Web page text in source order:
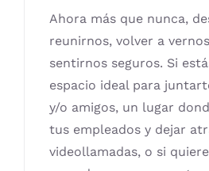
Ahora más que nunca,
reunirnos, volver a
sentirnos seguros. Si
espacio ideal para
y/o amigos, un lugar
tus empleados y dejar
videollamadas, o si